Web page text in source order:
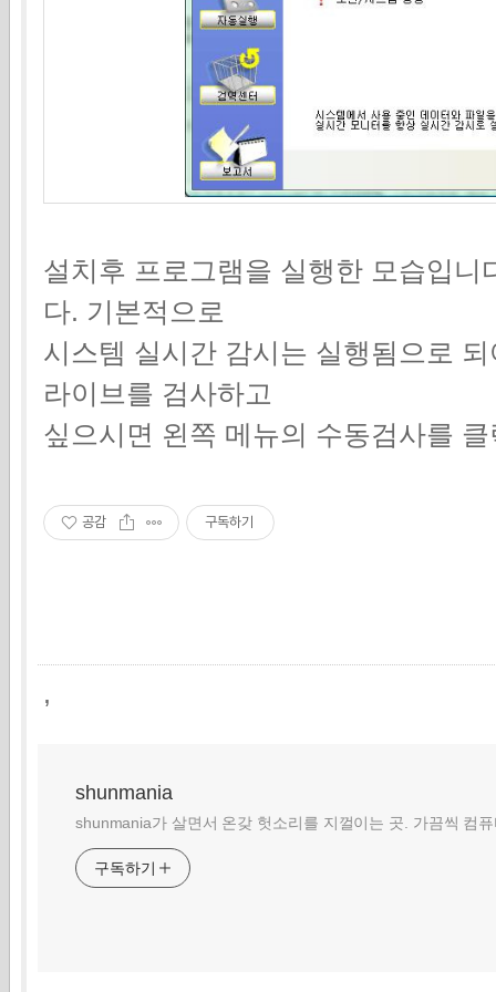
설치후 프로그램을 실행한 모습입
다. 기본적으로
시스템 실시간 감시는 실행됨으로
라이브를 검사하고
싶으시면 왼쪽 메뉴의 수동검사를
공감 구독하기
,
shunmania
shunmania가 살면서 온갖 헛소리를 지껄이는 곳. 가끔씩 컴
구독하기